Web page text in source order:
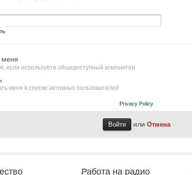
меня
если используете общедоступный компьютер
меня в списке активных пользователей
Privacy Policy
или Отмена
Работа на радио